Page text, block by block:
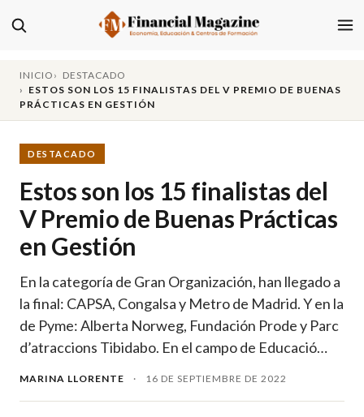
INICIO
DESTACADO
ESTOS SON LOS 15 FINALISTAS DEL V PREMIO DE BUENAS
PRÁCTICAS EN GESTIÓN
DESTACADO
Estos son los 15 finalistas del
V Premio de Buenas Prácticas
en Gestión
En la categoría de Gran Organización, han llegado a
la final: CAPSA, Congalsa y Metro de Madrid. Y en la
de Pyme: Alberta Norweg, Fundación Prode y Parc
d’atraccions Tibidabo. En el campo de Educació…
MARINA LLORENTE · 16 DE SEPTIEMBRE DE 2022